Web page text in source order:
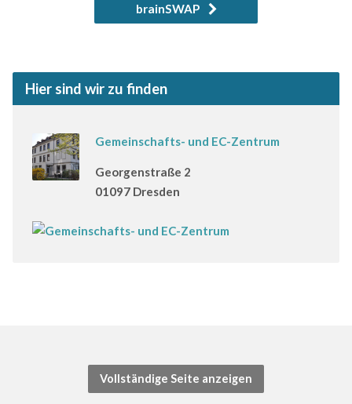
brainSWAP
Hier sind wir zu finden
Gemeinschafts- und EC-Zentrum
Georgenstraße 2
01097 Dresden
Vollständige Seite anzeigen